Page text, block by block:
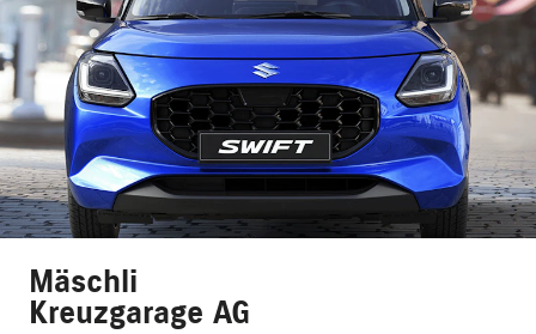
Mäschli
Kreuzgarage AG